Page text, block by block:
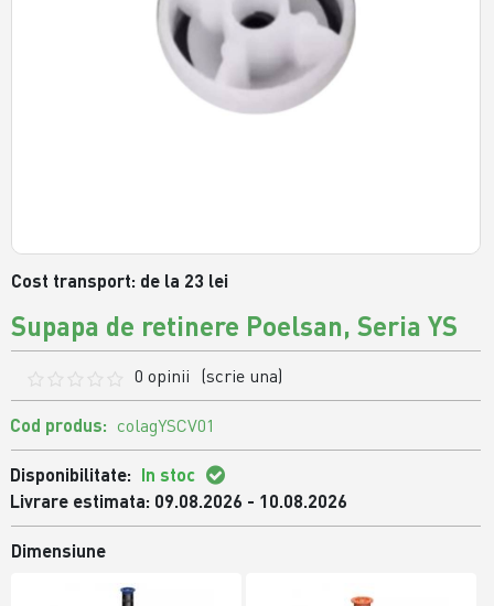
Cost transport: de la 23 lei
Supapa de retinere Poelsan, Seria YS
0 opinii (scrie una)
Cod produs: colagYSCV01
Disponibilitate: In stoc
Livrare estimata: 09.08.2026 - 10.08.2026
Dimensiune